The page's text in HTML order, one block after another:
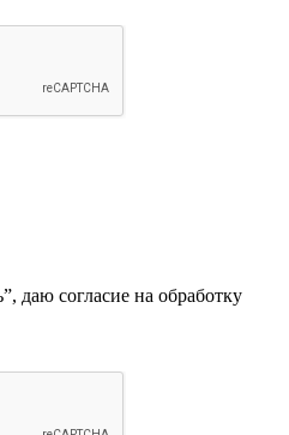
даю согласие на обработку